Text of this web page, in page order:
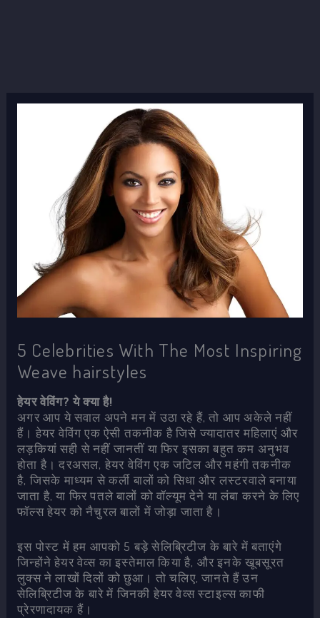
5 Celebrities With The Most Inspiring
Weave hairstyles
हेयर वेविंग? ये क्या है!
अगर आप ये सवाल अपने मन में उठा रहे हैं, तो आप अकेले नहीं
हैं। हेयर वेविंग एक ऐसी तकनीक है जिसे ज्यादातर महिलाएं और
लड़कियां सही से नहीं जानतीं या फिर इसका बहुत कम अनुभव
होता है। दरअसल, हेयर वेविंग एक जटिल और महंगी तकनीक
है, जिसके माध्यम से कर्ली बालों को सिधा और लस्टरवाले बनाया
जाता है, या फिर पतले बालों को वॉल्यूम देने या लंबा करने के लिए
फॉल्स हेयर को नैचुरल बालों में जोड़ा जाता है।
इस पोस्ट में हम आपको 5 बड़े सेलिब्रिटीज के बारे में बताएंगे
जिन्होंने हेयर वेव्स का इस्तेमाल किया है, और इनके खूबसूरत
लुक्स ने लाखों दिलों को छुआ। तो चलिए, जानते हैं उन
सेलिब्रिटीज के बारे में जिनकी हेयर वेव्स स्टाइल्स काफी
प्रेरणादायक हैं।